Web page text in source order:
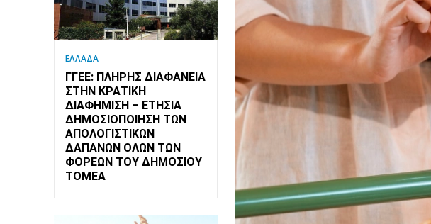
ΕΛΛΑΔΑ
ΓΓΕΕ: ΠΛΉΡΗΣ ΔΙΑΦΆΝΕΙΑ
ΣΤΗΝ ΚΡΑΤΙΚΉ
ΔΙΑΦΉΜΙΣΗ – EΤΉΣΙΑ
ΔΗΜΟΣΙΟΠΟΊΗΣΗ ΤΩΝ
ΑΠΟΛΟΓΙΣΤΙΚΏΝ
ΔΑΠΑΝΏΝ ΌΛΩΝ ΤΩΝ
ΦΟΡΈΩΝ ΤΟΥ ΔΗΜΟΣΊΟΥ
ΤΟΜΈΑ